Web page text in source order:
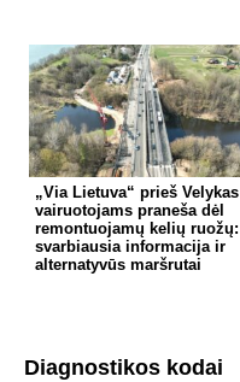
„Via Lietuva“ prieš Velykas
vairuotojams praneša dėl
remontuojamų kelių ruožų:
svarbiausia informacija ir
alternatyvūs maršrutai
Diagnostikos kodai